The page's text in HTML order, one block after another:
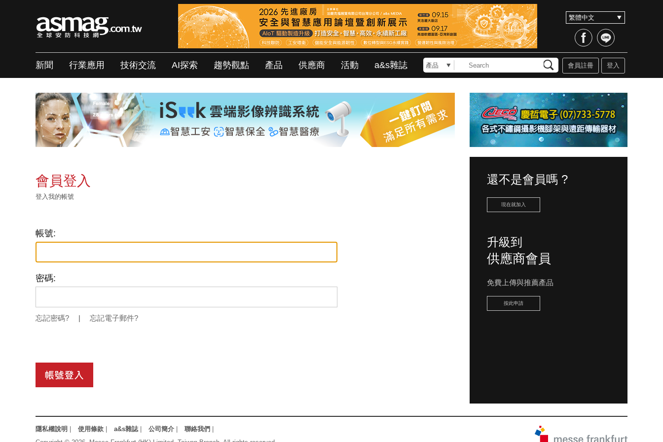
新聞 行業應用 技術交流 AI探索 趨勢觀點 產品 供應商 活動 a&s雜誌 登入
會員註冊
會員登入
登入我的帳號
帳號:
密碼:
忘記密碼? | 忘記電子郵件?
還不是會員嗎 ?
現在就加入
升級到
供應商會員
免費上傳與推薦產品
按此申請
隱私權說明 使用條款 a&s雜誌| 公司簡介 聯絡我們